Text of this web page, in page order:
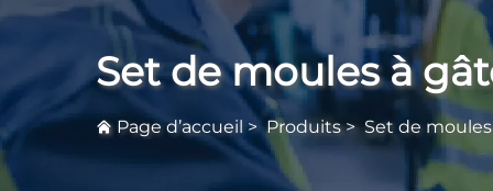
Set de moules à
Page d’accueil >Produits> Set de